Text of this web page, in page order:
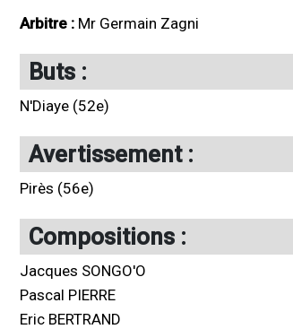
Arbitre : Mr Germain Zagni
Buts :
N'Diaye (52e)
Avertissement :
Pirès (56e)
Compositions :
Jacques SONGO'O
Pascal PIERRE
Eric BERTRAND